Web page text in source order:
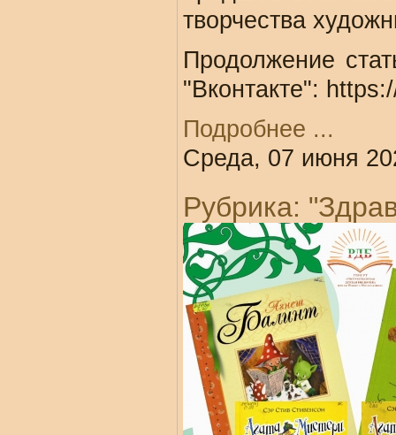
творчества
Продолжение
"Вконтакте":
Подробнее ...
Среда, 07 июня
Рубрика: